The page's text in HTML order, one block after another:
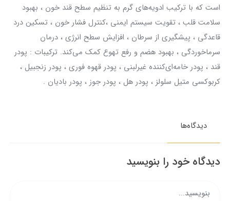
است که با ترکیب ادویه‌های گرم‌ به تنظیم سطح قند خون ، بهبود
سلامت قلب ، تقویت سیستم ایمنی ،کنترل فشار خون ، تسکین درد
قاعدگی ، پیشگیری از سرطان ، افزایش سطح انرژی ، درمان
سرماخوردگی ، بهبود هضم و رفع تهوع کمک می‌کند. ترکیبات : پودر
قند ، پودر خامه‌ای‌کننده غیرلبنی ، پودر قهوه فوری ، پودر زنجبیل ،
کربوکسی متیل سلولز ، پودر هل ، پودر جوز ، پودر بادیان .
دیدگاه‌ها
دیدگاه خود را بنویسید